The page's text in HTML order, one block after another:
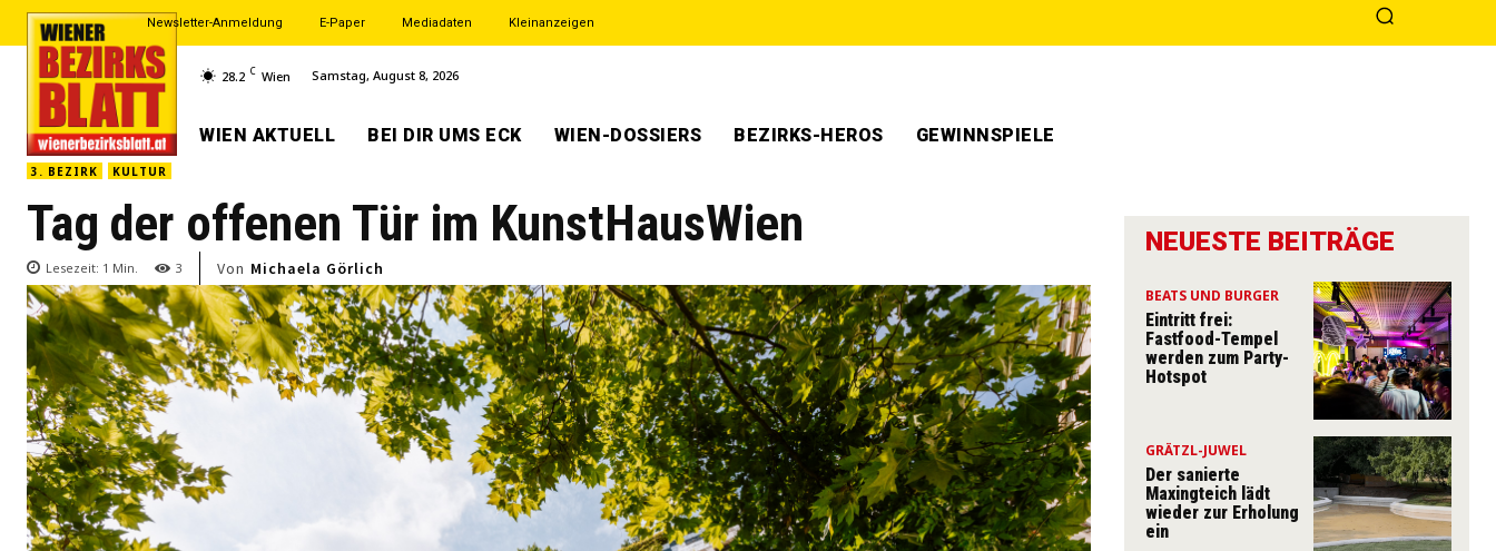
Newsletter-Anmeldung E-Paper Mediadaten Kleinanzeigen
28.2 C Wien Samstag, August 8, 2026
WIEN AKTUELL BEI DIR UMS ECK WIEN-DOSSIERS BEZIRKS-HEROS GEWINNSPIELE
3. BEZIRK KULTUR
Tag der offenen Tür im KunstHausWien
Lesezeit: 1 Min. 3 Von Michaela Görlich
NEUESTE BEITRÄGE
BEATS UND BURGER
Eintritt frei:
Fastfood-Tempel
werden zum Party-
Hotspot
GRÄTZL-JUWEL
Der sanierte
Maxingteich lädt
wieder zur Erholung
ein